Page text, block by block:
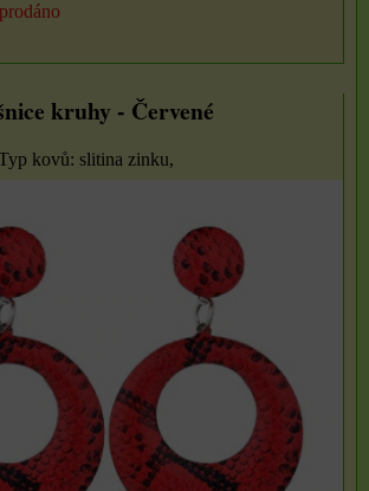
kruhy - Červené
kovů: slitina zinku,